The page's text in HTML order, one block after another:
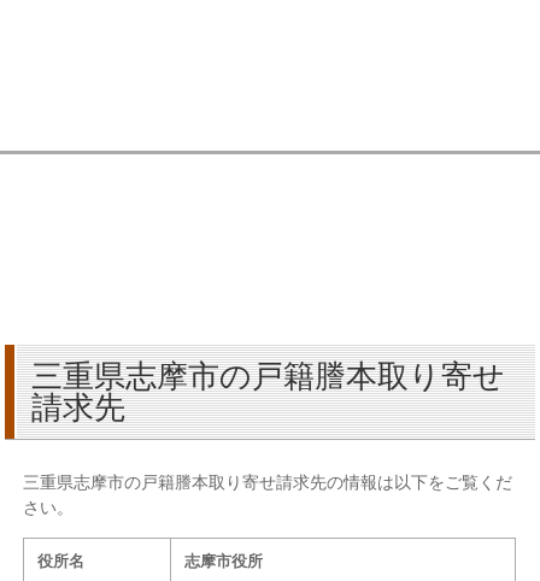
三重県志摩市の戸籍謄本取り寄せ
請求先
三重県志摩市の戸籍謄本取り寄せ請求先の情報は以下をご覧くだ
さい。
役所名 志摩市役所